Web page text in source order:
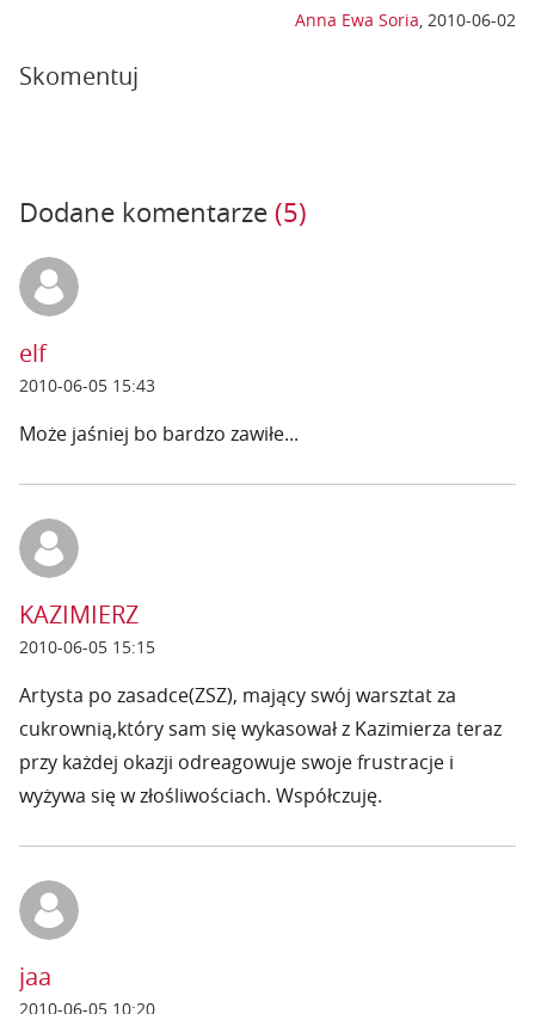
Anna Ewa Soria, 2010-06-02
Skomentuj
Dodane komentarze (5)
elf
2010-06-05 15:43
Może jaśniej bo bardzo zawiłe...
KAZIMIERZ
2010-06-05 15:15
Artysta po zasadce(ZSZ), mający swój warsztat za
cukrownią,który sam się wykasował z Kazimierza teraz
przy każdej okazji odreagowuje swoje frustracje i
wyżywa się w złośliwościach. Współczuję.
jaa
2010-06-05 10:20